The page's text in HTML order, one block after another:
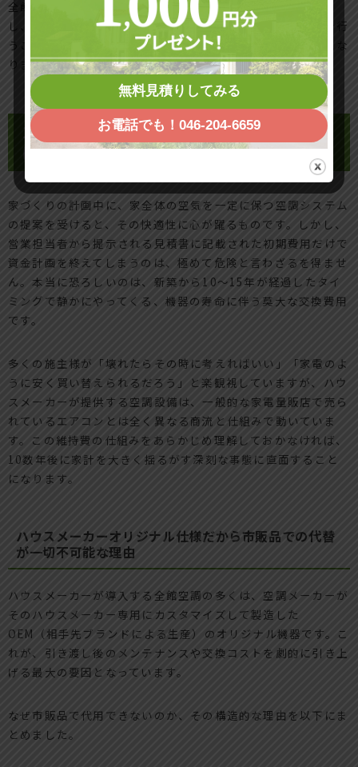
全館空調を賢く乗りこなすには、家全体の熱の動きを先回り
し、機械に急激な仕事をさせない「なだらかな運転管理」を行
うことが、毎月の請求書をコントロールする唯一の防衛策とな
ります。
15年後にやってくる時限爆弾！メーカー
に縛られる「高額交換費用」のリアル
家づくりの計画中に、家全体の空気を一定に保つ空調システム
の提案を受けると、その快適性に心が躍るものです。しかし、
営業担当者から提示される見積書に記載された初期費用だけで
資金計画を終えてしまうのは、極めて危険と言わざるを得ませ
ん。本当に恐ろしいのは、新築から10〜15年が経過したタイ
ミングで静かにやってくる、機器の寿命に伴う莫大な交換費用
です。
多くの施主様が「壊れたらその時に考えればいい」「家電のよ
うに安く買い替えられるだろう」と楽観視していますが、ハウ
スメーカーが提供する空調設備は、一般的な家電量販店で売ら
れているエアコンとは全く異なる商流と仕組みで動いていま
す。この維持費の仕組みをあらかじめ理解しておかなければ、
10数年後に家計を大きく揺るがす深刻な事態に直面すること
になります。
ハウスメーカーオリジナル仕様だから市販品での代替
が一切不可能な理由
ハウスメーカーが導入する全館空調の多くは、空調メーカーが
そのハウスメーカー専用にカスタマイズして製造した
OEM（相手先ブランドによる生産）のオリジナル機器です。こ
れが、引き渡し後のメンテナンスや交換コストを劇的に引き上
げる最大の要因となっています。
なぜ市販品で代用できないのか、その構造的な理由を以下にま
とめました。
無料見積りしてみる
お電話でも！046-204-6659